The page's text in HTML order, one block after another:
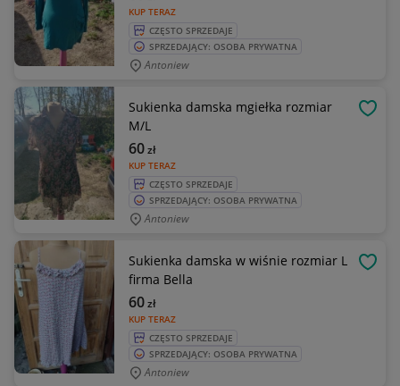
KUP TERAZ
CZĘSTO SPRZEDAJE
SPRZEDAJĄCY: OSOBA PRYWATNA
Antoniew
Sukienka damska mgiełka rozmiar
M/L
KUP TERAZ
60zł
CZĘSTO SPRZEDAJE
SPRZEDAJĄCY: OSOBA PRYWATNA
Antoniew
Sukienka damska w wiśnie rozmiar L
firma Bella
KUP TERAZ
60zł
CZĘSTO SPRZEDAJE
SPRZEDAJĄCY: OSOBA PRYWATNA
Antoniew